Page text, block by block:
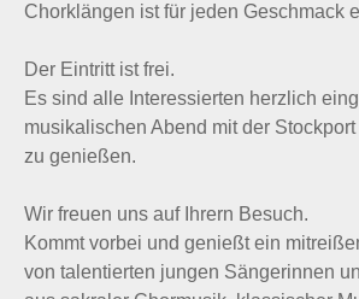
Chorklängen ist für jeden Geschmack
Der Eintritt ist frei.
Es sind alle Interessierten herzlich
musikalischen Abend mit der Stockport
zu genießen.
Wir freuen uns auf Ihrern Besuch.
Kommt vorbei und genießt ein
von talentierten jungen Sängerinnen